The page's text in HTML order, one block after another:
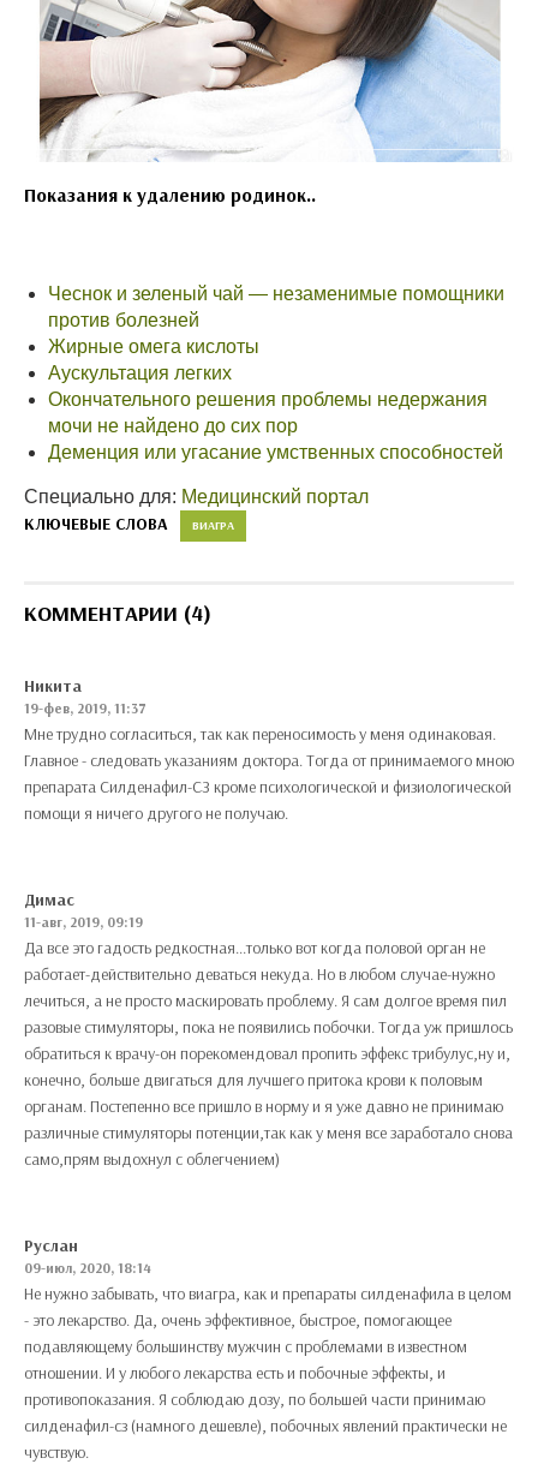
Показания к удалению родинок..
Чеснок и зеленый чай — незаменимые помощники
против болезней
Жирные омега кислоты
Аускультация легких
Окончательного решения проблемы недержания
мочи не найдено до сих пор
Деменция или угасание умственных способностей
Специально для: Медицинский портал
КЛЮЧЕВЫЕ СЛОВА ВИАГРА
КОММЕНТАРИИ (4)
Никита
19-фев, 2019, 11:37
Мне трудно согласиться, так как переносимость у меня одинаковая.
Главное - следовать указаниям доктора. Тогда от принимаемого мною
препарата Силденафил-СЗ кроме психологической и физиологической
помощи я ничего другого не получаю.
Димас
11-авг, 2019, 09:19
Да все это гадость редкостная...только вот когда половой орган не
работает-действительно деваться некуда. Но в любом случае-нужно
лечиться, а не просто маскировать проблему. Я сам долгое время пил
разовые стимуляторы, пока не появились побочки. Тогда уж пришлось
обратиться к врачу-он порекомендовал пропить эффекс трибулус,ну и,
конечно, больше двигаться для лучшего притока крови к половым
органам. Постепенно все пришло в норму и я уже давно не принимаю
различные стимуляторы потенции,так как у меня все заработало снова
само,прям выдохнул с облегчением)
Руслан
09-июл, 2020, 18:14
Не нужно забывать, что виагра, как и препараты силденафила в целом
- это лекарство. Да, очень эффективное, быстрое, помогающее
подавляющему большинству мужчин с проблемами в известном
отношении. И у любого лекарства есть и побочные эффекты, и
противопоказания. Я соблюдаю дозу, по большей части принимаю
силденафил-сз (намного дешевле), побочных явлений практически не
чувствую.